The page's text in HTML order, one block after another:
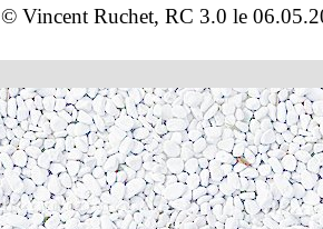
© Vincent Ruchet, RC 3.0 le